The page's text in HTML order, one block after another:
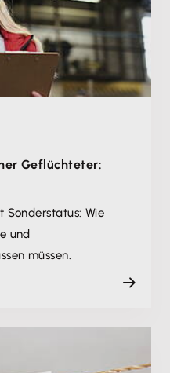
Geflüchteter:
Sonderstatus: Wie
und
müssen.